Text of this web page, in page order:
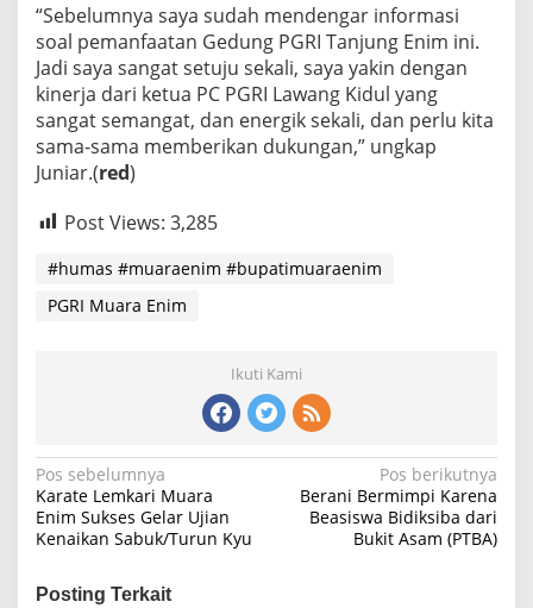
“Sebelumnya saya sudah mendengar informasi
soal pemanfaatan Gedung PGRI Tanjung Enim ini.
Jadi saya sangat setuju sekali, saya yakin dengan
kinerja dari ketua PC PGRI Lawang Kidul yang
sangat semangat, dan energik sekali, dan perlu kita
sama-sama memberikan dukungan,” ungkap
Juniar.(red)
Post Views: 3,285
#humas #muaraenim #bupatimuaraenim
PGRI Muara Enim
Ikuti Kami
Navigasi
pos
Pos sebelumnya
Karate Lemkari Muara
Enim Sukses Gelar Ujian
Kenaikan Sabuk/Turun Kyu
Pos berikutnya
Berani Bermimpi Karena
Beasiswa Bidiksiba dari
Bukit Asam (PTBA)
Posting Terkait